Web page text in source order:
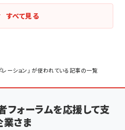
ーション」 が使われている記事の一覧
すべて見る
フォーラムを応援して支
業さま